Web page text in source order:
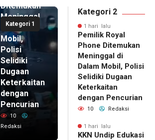
Kategori 1
Ditemukan
Meninggal
di Dalam
Mobil,
Polisi
Selidiki
Dugaan
Keterkaitan
dengan
Pencurian
10
Redaksi
Kategori 2
1 hari lalu
Pemilik Royal
Phone Ditemukan
Meninggal di
Dalam Mobil, Polisi
Selidiki Dugaan
Keterkaitan
dengan Pencurian
10 Redaksi
1 hari lalu
KKN Undip Edukasi